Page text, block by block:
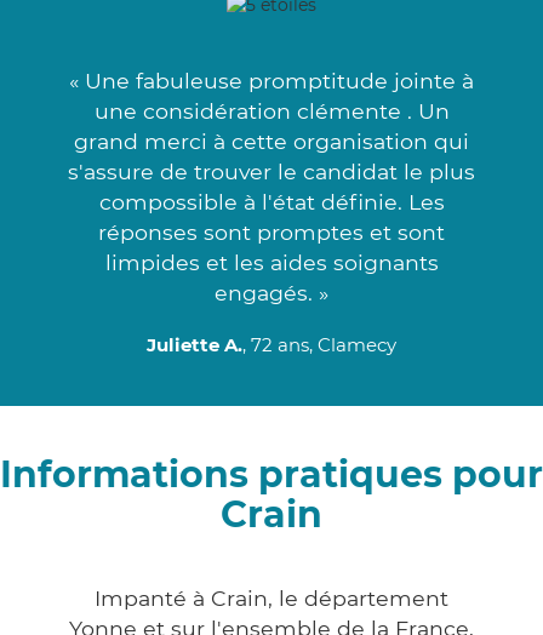
« Une fabuleuse promptitude jointe à
une considération clémente . Un
grand merci à cette organisation qui
s'assure de trouver le candidat le plus
compossible à l'état définie. Les
réponses sont promptes et sont
limpides et les aides soignants
engagés. »
Juliette A., 72 ans, Clamecy
Informations pratiques pour
Crain
Impanté à Crain, le département
Yonne et sur l'ensemble de la France,